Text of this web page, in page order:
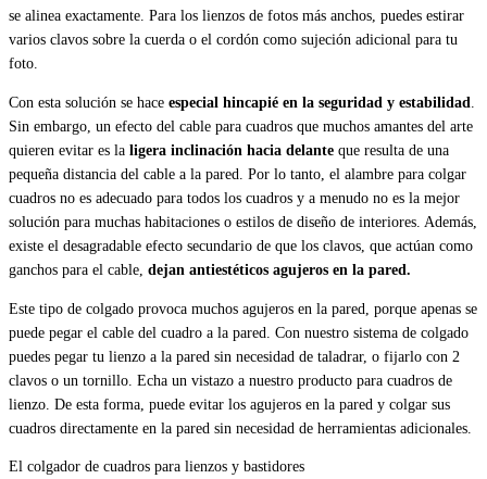
se alinea exactamente. Para los lienzos de fotos más anchos, puedes estirar
varios clavos sobre la cuerda o el cordón como sujeción adicional para tu
foto.
Con esta solución se hace especial hincapié en la seguridad y estabilidad.
Sin embargo, un efecto del cable para cuadros que muchos amantes del arte
quieren evitar es la ligera inclinación hacia delante que resulta de una
pequeña distancia del cable a la pared. Por lo tanto, el alambre para colgar
cuadros no es adecuado para todos los cuadros y a menudo no es la mejor
solución para muchas habitaciones o estilos de diseño de interiores. Además,
existe el desagradable efecto secundario de que los clavos, que actúan como
ganchos para el cable, dejan antiestéticos agujeros en la pared.
Este tipo de colgado provoca muchos agujeros en la pared, porque apenas se
puede pegar el cable del cuadro a la pared. Con nuestro sistema de colgado
puedes pegar tu lienzo a la pared sin necesidad de taladrar, o fijarlo con 2
clavos o un tornillo. Echa un vistazo a nuestro producto para cuadros de
lienzo. De esta forma, puede evitar los agujeros en la pared y colgar sus
cuadros directamente en la pared sin necesidad de herramientas adicionales.
El colgador de cuadros para lienzos y bastidores